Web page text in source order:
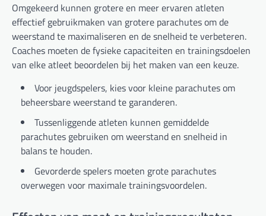
Omgekeerd kunnen grotere en meer ervaren atleten
effectief gebruikmaken van grotere parachutes om de
weerstand te maximaliseren en de snelheid te verbeteren.
Coaches moeten de fysieke capaciteiten en trainingsdoelen
van elke atleet beoordelen bij het maken van een keuze.
Voor jeugdspelers, kies voor kleine parachutes om
beheersbare weerstand te garanderen.
Tussenliggende atleten kunnen gemiddelde
parachutes gebruiken om weerstand en snelheid in
balans te houden.
Gevorderde spelers moeten grote parachutes
overwegen voor maximale trainingsvoordelen.